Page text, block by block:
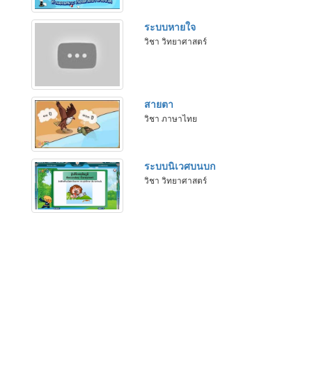
ระบบหายใจ
วิชา วิทยาศาสตร์
สายตา
วิชา ภาษาไทย
ระบบนิเวศบนบก
วิชา วิทยาศาสตร์